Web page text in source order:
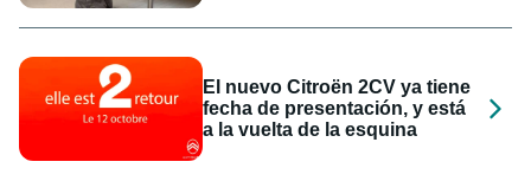
El nuevo Citroën 2CV ya tiene
fecha de presentación, y está
a la vuelta de la esquina